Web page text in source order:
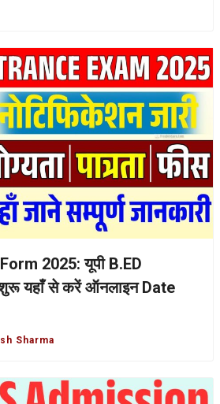
2025: यूपी B.ED
यहाँ से करें ऑनलाइन Date
Sharma